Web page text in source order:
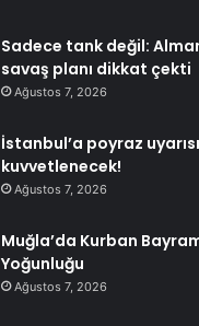
Sadece tank değil:
savaş planı dikkat çekti
Ağustos 7, 2026
İstanbul’a poyraz
kuvvetlenecek!
Ağustos 7, 2026
Muğla’da Kurban
Yoğunluğu
Ağustos 7, 2026